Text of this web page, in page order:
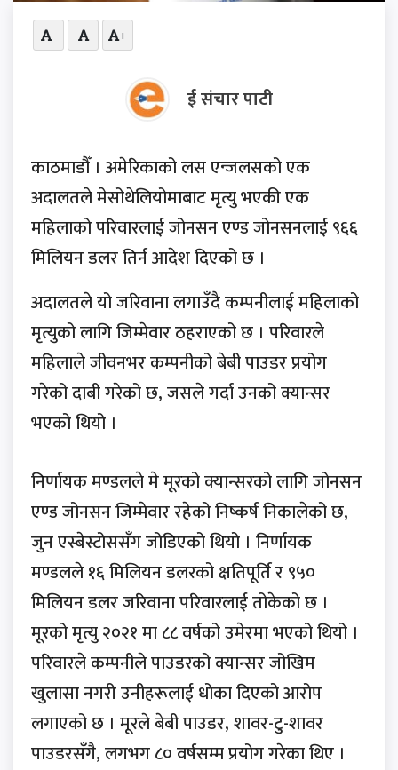
- +
ई संचार पाटी
काठमाडौँ । अमेरिकाको लस एन्जलसको एक
अदालतले मेसोथेलियोमाबाट मृत्यु भएकी एक
महिलाको परिवारलाई जोनसन एण्ड जोनसनलाई ९६६
मिलियन डलर तिर्न आदेश दिएको छ ।
अदालतले यो जरिवाना लगाउँदै कम्पनीलाई महिलाको
मृत्युको लागि जिम्मेवार ठहराएको छ । परिवारले
महिलाले जीवनभर कम्पनीको बेबी पाउडर प्रयोग
गरेको दाबी गरेको छ, जसले गर्दा उनको क्यान्सर
भएको थियो ।
निर्णायक मण्डलले मे मूरको क्यान्सरको लागि जोनसन
एण्ड जोनसन जिम्मेवार रहेको निष्कर्ष निकालेको छ,
जुन एस्बेस्टोससँग जोडिएको थियो । निर्णायक
मण्डलले १६ मिलियन डलरको क्षतिपूर्ति र ९५०
मिलियन डलर जरिवाना परिवारलाई तोकेको छ ।
मूरको मृत्यु २०२१ मा ८८ वर्षको उमेरमा भएको थियो ।
परिवारले कम्पनीले पाउडरको क्यान्सर जोखिम
खुलासा नगरी उनीहरूलाई धोका दिएको आरोप
लगाएको छ । मूरले बेबी पाउडर, शावर-टु-शावर
पाउडरसँगै, लगभग ८० वर्षसम्म प्रयोग गरेका थिए ।